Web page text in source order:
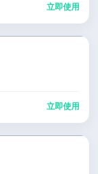
立即使用
立即使用